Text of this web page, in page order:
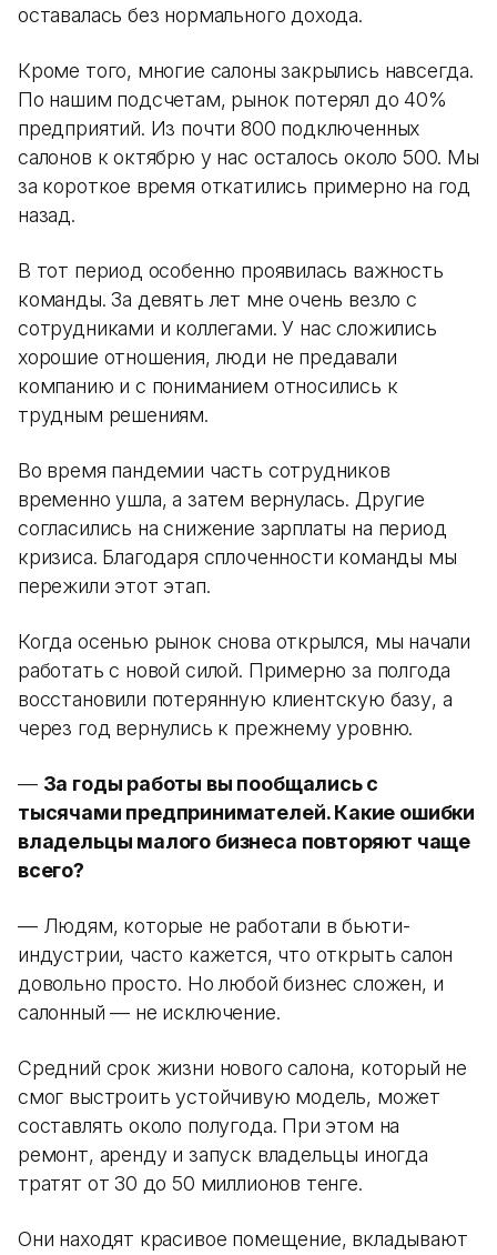
оставалась без нормального дохода.
Кроме того, многие салоны закрылись навсегда.
По нашим подсчетам, рынок потерял до 40%
предприятий. Из почти 800 подключенных
салонов к октябрю у нас осталось около 500. Мы
за короткое время откатились примерно на год
назад.
В тот период особенно проявилась важность
команды. За девять лет мне очень везло с
сотрудниками и коллегами. У нас сложились
хорошие отношения, люди не предавали
компанию и с пониманием относились к
трудным решениям.
Во время пандемии часть сотрудников
временно ушла, а затем вернулась. Другие
согласились на снижение зарплаты на период
кризиса. Благодаря сплоченности команды мы
пережили этот этап.
Когда осенью рынок снова открылся, мы начали
работать с новой силой. Примерно за полгода
восстановили потерянную клиентскую базу, а
через год вернулись к прежнему уровню.
— За годы работы вы пообщались с
тысячами предпринимателей. Какие ошибки
владельцы малого бизнеса повторяют чаще
всего?
— Людям, которые не работали в бьюти-
индустрии, часто кажется, что открыть салон
довольно просто. Но любой бизнес сложен, и
салонный — не исключение.
Средний срок жизни нового салона, который не
смог выстроить устойчивую модель, может
составлять около полугода. При этом на
ремонт, аренду и запуск владельцы иногда
тратят от 30 до 50 миллионов тенге.
Они находят красивое помещение, вкладывают